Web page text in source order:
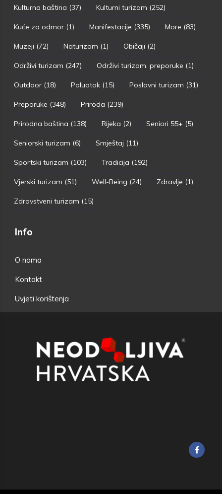
Kulturna baština (37) Kulturni turizam (252)
Kuće za odmor (1) Manifestacije (335) More (83)
Muzeji (72) Naturizam (1) Običaji (2)
Održivi turizam (247) Održivi turizam. preporuke (1)
Outdoor (18) Poluotok (15) Poslovni turizam (31)
Preporuke (348) Priroda (239)
Prirodna baština (138) Rijeka (2) Seniori 55+ (5)
Seniorski turizam (6) Smještaj (11)
Sportski turizam (103) Tradicija (192)
Vjerski turizam (51) Well-Being (24) Zdravlje (1)
Zdravstveni turizam (15)
Info
O nama
Kontakt
Uvjeti korištenja